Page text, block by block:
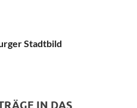
Stadtbild
IN DAS